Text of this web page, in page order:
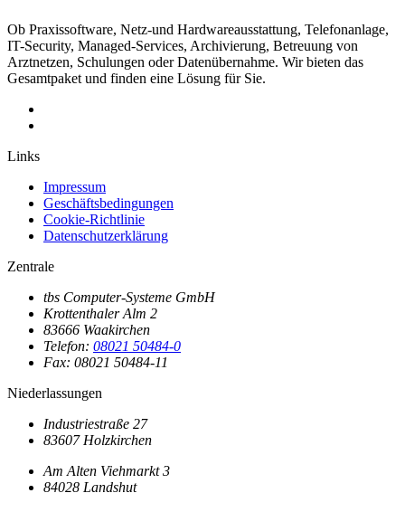
Ob Praxissoftware, Netz-und Hardwareausstattung, Telefonanlage,
IT-Security, Managed-Services, Archivierung, Betreuung von
Arztnetzen, Schulungen oder Datenübernahme. Wir bieten das
Gesamtpaket und finden eine Lösung für Sie.
Links
Impressum
Geschäftsbedingungen
Cookie-Richtlinie
Datenschutzerklärung
Zentrale
tbs Computer-Systeme GmbH
Krottenthaler Alm 2
83666 Waakirchen
Telefon: 08021 50484-0
Fax: 08021 50484-11
Niederlassungen
Industriestraße 27
83607 Holzkirchen
Am Alten Viehmarkt 3
84028 Landshut